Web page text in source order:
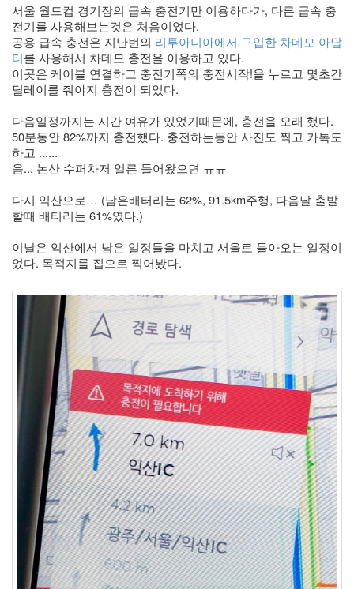
서울 월드컵 경기장의 급속 충전기만 이용하다가, 다른 급속 충
전기를 사용해보는것은 처음이었다.
공용 급속 충전은 지난번의 리투아니아에서 구입한 차데모 아답
터를 사용해서 차데모 충전을 이용하고 있다.
이곳은 케이블 연결하고 충전기쪽의 충전시작!을 누르고 몇초간
딜레이를 줘야지 충전이 되었다.
다음일정까지는 시간 여유가 있었기때문에, 충전을 오래 했다.
50분동안 82%까지 충전했다. 충전하는동안 사진도 찍고 카톡도
하고 ......
음... 논산 수퍼차저 얼른 들어왔으면 ㅠㅠ
다시 익산으로… (남은배터리는 62%, 91.5km주행, 다음날 출발
할때 배터리는 61%였다.)
이날은 익산에서 남은 일정들을 마치고 서울로 돌아오는 일정이
었다. 목적지를 집으로 찍어봤다.
차
량
용
220v
인
버
터
로
노...
by
kfmes